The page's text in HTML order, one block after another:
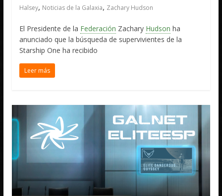
Halsey, Noticias de la Galaxia, Zachary Hudson
El Presidente de la Federación Zachary Hudson ha
anunciado que la búsqueda de supervivientes de la
Starship One ha recibido
Leer más